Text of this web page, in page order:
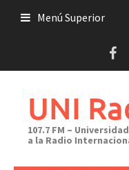
Menú Superior
UNI
107.7 FM –
a la Radio